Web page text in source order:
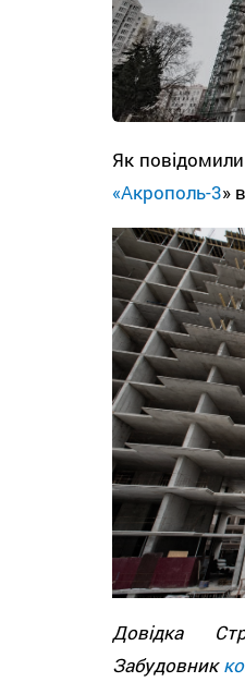
Як
«Акрополь-3»
Довідка
Забудовник